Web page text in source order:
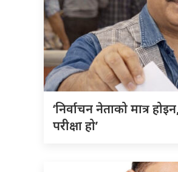
‘निर्वाचन नेताको मात्र
परीक्षा हो’